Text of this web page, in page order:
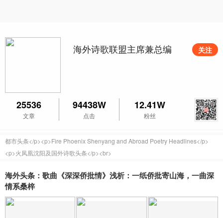
海外诗歌联盟主席兼总编 关注
25536
文章
94438W
点击
12.41W
粉丝
都市头条</p><p>Fire Phoenix Shenyang and Abroad Poetry Headlines</p>
<p>火凤凰沈阳及国外诗歌头条</p><br>
海外头条：歌曲《深深侨批情》浅析：一纸侨批寄山海，一曲深
情系桑梓